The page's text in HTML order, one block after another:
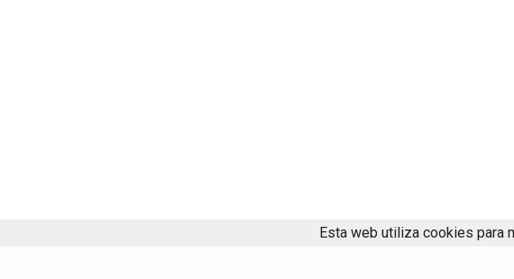
Esta web utiliza cookies para